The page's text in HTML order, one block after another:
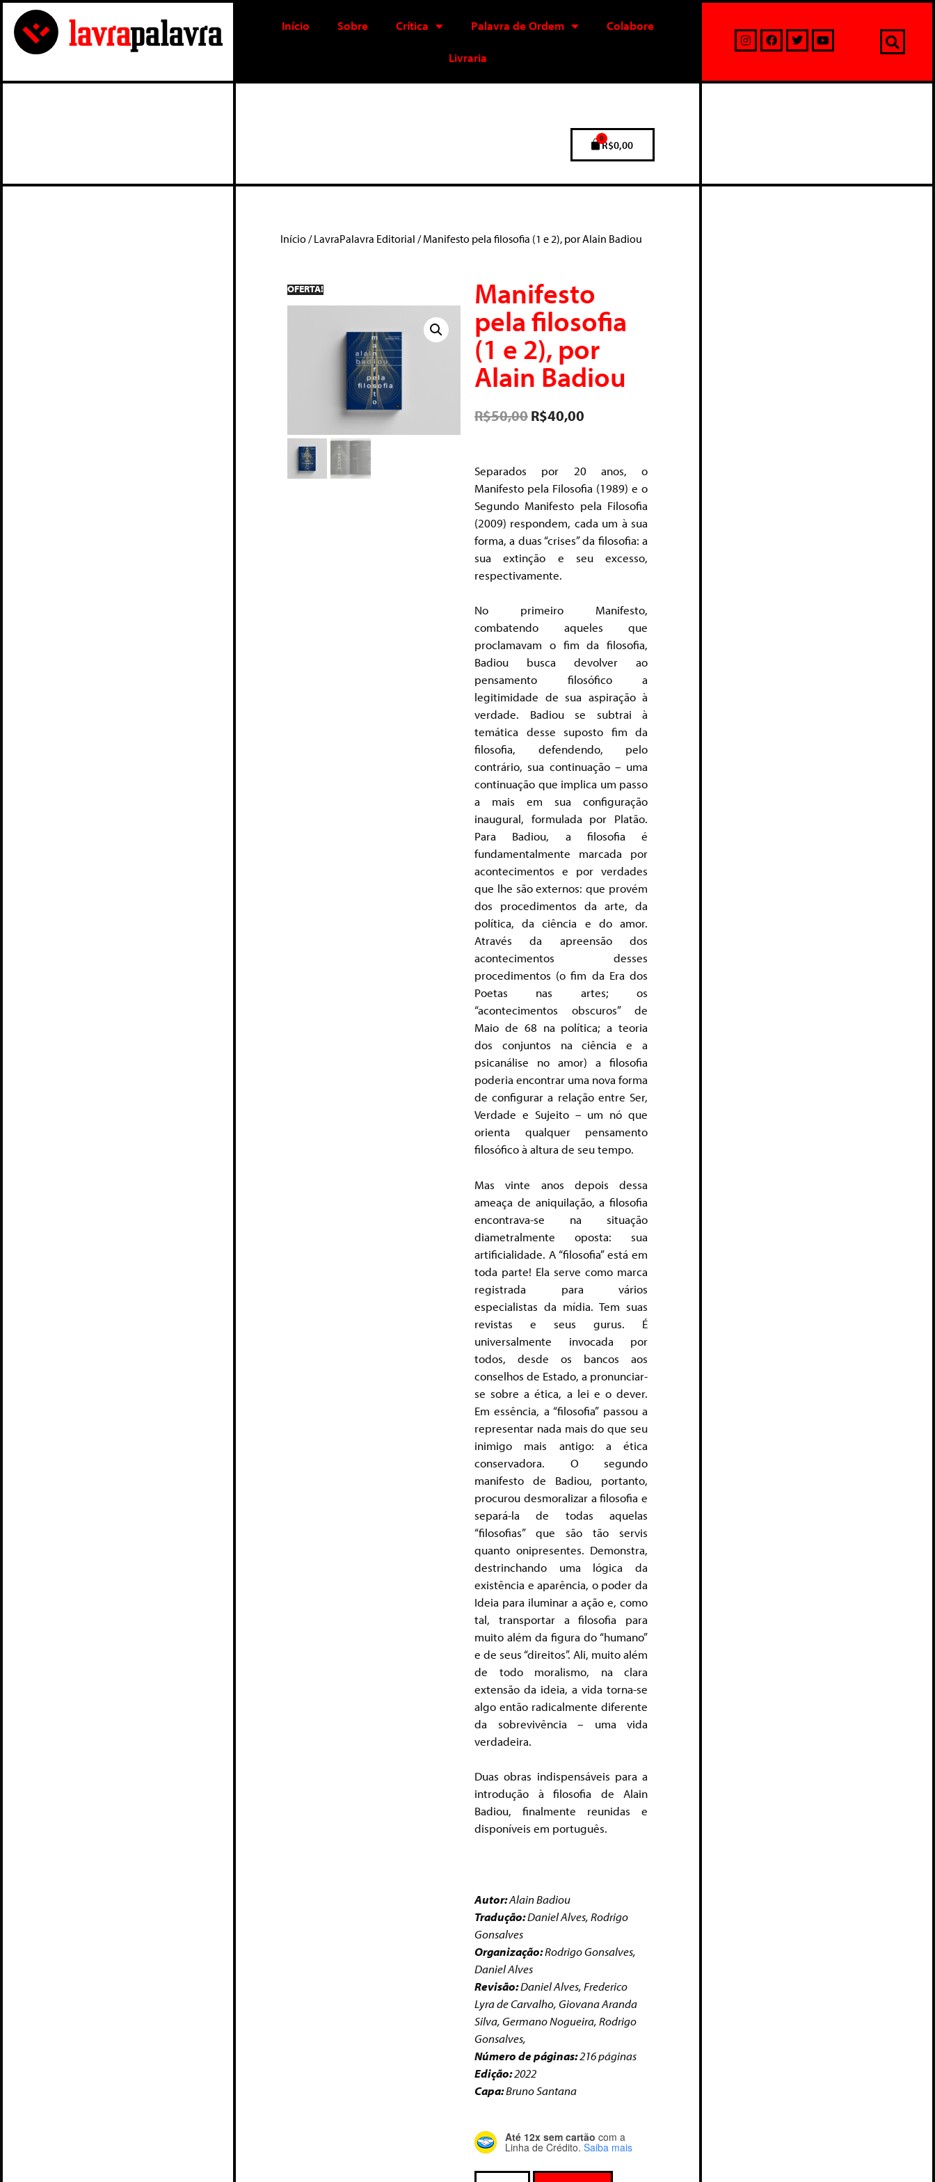
Início Sobre Crítica Palavra de Ordem Colabore
Livraria
R$0,00
0
Início/LavraPalavra Editorial / Manifesto pela filosofia (1 e 2), por Alain Badiou
OFERTA! Manifesto
pela filosofia
(1 e 2), por
Alain Badiou
R$50,00R$40,00
Separados por 20 anos, o
Manifesto pela Filosofia (1989) e o
Segundo Manifesto pela Filosofia
(2009) respondem, cada um à sua
forma, a duas “crises” da filosofia: a
sua extinção e seu excesso,
respectivamente.
No primeiro Manifesto,
combatendo aqueles que
proclamavam o fim da filosofia,
Badiou busca devolver ao
pensamento filosófico a
legitimidade de sua aspiração à
verdade. Badiou se subtrai à
temática desse suposto fim da
filosofia, defendendo, pelo
contrário, sua continuação – uma
continuação que implica um passo
a mais em sua configuração
inaugural, formulada por Platão.
Para Badiou, a filosofia é
fundamentalmente marcada por
acontecimentos e por verdades
que lhe são externos: que provém
dos procedimentos da arte, da
política, da ciência e do amor.
Através da apreensão dos
acontecimentos desses
procedimentos (o fim da Era dos
Poetas nas artes; os
“acontecimentos obscuros” de
Maio de 68 na política; a teoria
dos conjuntos na ciência e a
psicanálise no amor) a filosofia
poderia encontrar uma nova forma
de configurar a relação entre Ser,
Verdade e Sujeito – um nó que
orienta qualquer pensamento
filosófico à altura de seu tempo.
Mas vinte anos depois dessa
ameaça de aniquilação, a filosofia
encontrava-se na situação
diametralmente oposta: sua
artificialidade. A “filosofia” está em
toda parte! Ela serve como marca
registrada para vários
especialistas da mídia. Tem suas
revistas e seus gurus. É
universalmente invocada por
todos, desde os bancos aos
conselhos de Estado, a pronunciar-
se sobre a ética, a lei e o dever.
Em essência, a “filosofia” passou a
representar nada mais do que seu
inimigo mais antigo: a ética
conservadora. O segundo
manifesto de Badiou, portanto,
procurou desmoralizar a filosofia e
separá-la de todas aquelas
“filosofias” que são tão servis
quanto onipresentes. Demonstra,
destrinchando uma lógica da
existência e aparência, o poder da
Ideia para iluminar a ação e, como
tal, transportar a filosofia para
muito além da figura do “humano”
e de seus “direitos”. Ali, muito além
de todo moralismo, na clara
extensão da ideia, a vida torna-se
algo então radicalmente diferente
da sobrevivência – uma vida
verdadeira.
Duas obras indispensáveis para a
introdução à filosofia de Alain
Badiou, finalmente reunidas e
disponíveis em português.
Autor:Alain Badiou
Tradução:Daniel Alves, Rodrigo
Gonsalves
Organização:Rodrigo Gonsalves,
Daniel Alves
Revisão:Daniel Alves, Frederico
Lyra de Carvalho, Giovana Aranda
Silva, Germano Nogueira, Rodrigo
Gonsalves,
Número de páginas:216 páginas
Edição:2022
Capa:Bruno Santana
Até 12x sem cartão com a
Linha de Crédito. Saiba mais